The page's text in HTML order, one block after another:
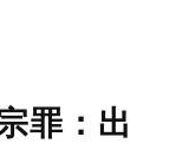
罪：出